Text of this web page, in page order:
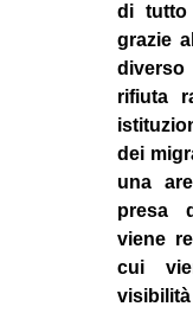
di tutto
grazie
rifiuta
dei
una
presa
viene
cui